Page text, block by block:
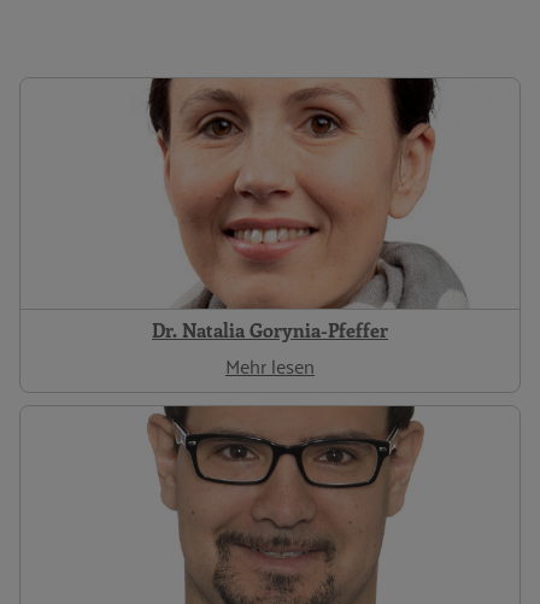
Dr. Natalia Gorynia-Pfeffer
Mehr lesen